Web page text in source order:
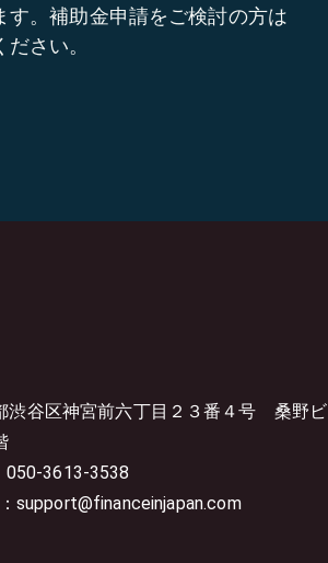
す。補助金申請をご検討の方は
さい。
渋谷区神宮前六丁目２３番４号 桑野ビ
050-3613-3538
support@financeinjapan.com